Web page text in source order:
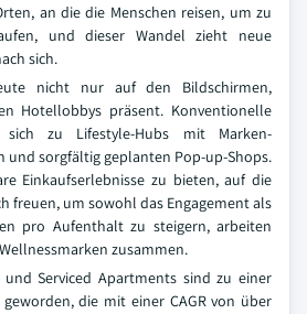
an die die Menschen reisen, um zu
und dieser Wandel zieht neue
sich.
nicht nur auf den Bildschirmen,
Hotellobbys präsent. Konventionelle
sich zu Lifestyle-Hubs mit Marken-
und sorgfältig geplanten Pop-up-Shops.
Einkaufserlebnisse zu bieten, auf die
freuen, um sowohl das Engagement als
pro Aufenthalt zu steigern, arbeiten
zusammen.
und Serviced Apartments sind zu einer
die mit einer CAGR von über